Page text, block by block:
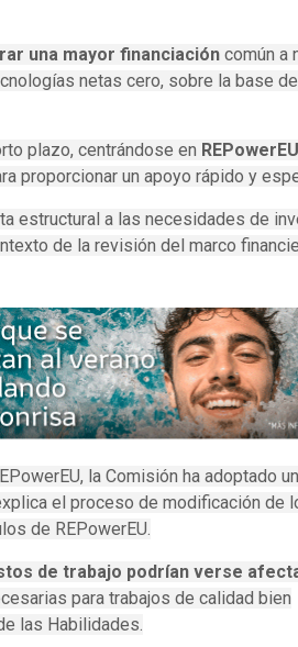
una mayor financiación común a
netas cero, sobre la base
plazo, centrándose en
proporcionar un apoyo rápido y
estructural a las necesidades de
de la revisión del marco
la Comisión ha adoptado
el proceso de modificación de
de REPowerEU.
de trabajo podrían verse
para trabajos de calidad bien
las Habilidades.